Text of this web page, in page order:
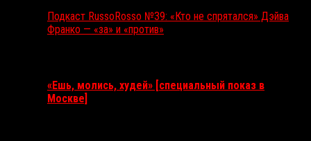
Подкаст RussoRosso №39: «Кто не спрятался» Дэйва
Франко — «за» и «против»
«Ешь, молись, худей» [специальный показ в
Москве]